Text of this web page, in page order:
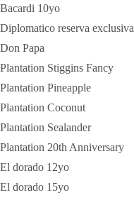
Bacardi 10yo
Diplomatico reserva exclusiva
Don Papa
Plantation Stiggins Fancy
Plantation Pineapple
Plantation Coconut
Plantation Sealander
Plantation 20th Anniversary
El dorado 12yo
El dorado 15уo